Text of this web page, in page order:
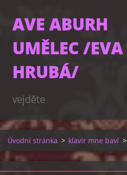
AVE ABURH
UMĚLEC /EVA
HRUBÁ/
vejděte
Úvodní stránka > klavír mne baví >